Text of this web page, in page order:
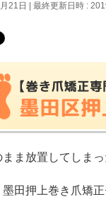
21日 最終更新日時 :
ま放置してしまっ
田押上巻き爪矯